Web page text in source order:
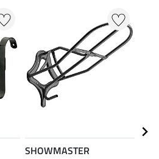
SHOWMASTER